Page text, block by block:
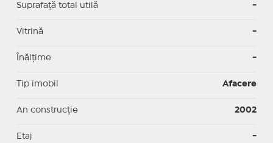
Suprafaţă total utilă -
Vitrină -
Înălțime -
Tip imobil Afacere
An construcție 2002
Etaj -